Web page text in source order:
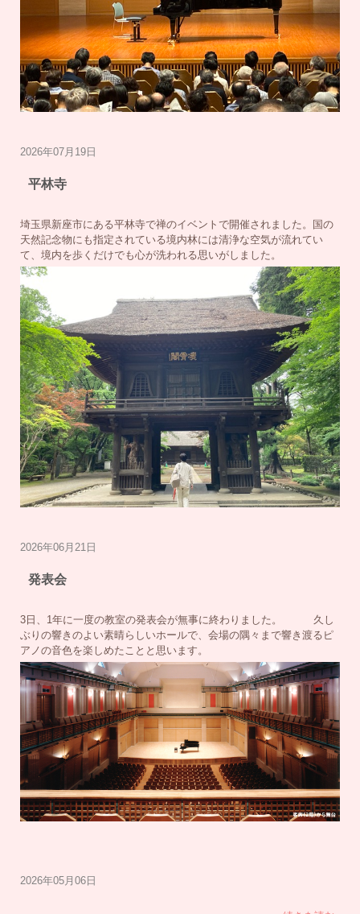
2026年07月19日
平林寺
埼玉県新座市にある平林寺で禅のイベントで開催されました。国の
天然記念物にも指定されている境内林には清浄な空気が流れてい
て、境内を歩くだけでも心が洗われる思いがしました。
2026年06月21日
発表会
3日、1年に一度の教室の発表会が無事に終わりました。 久し
ぶりの響きのよい素晴らしいホールで、会場の隅々まで響き渡るピ
アノの音色を楽しめたことと思います。
2026年05月06日